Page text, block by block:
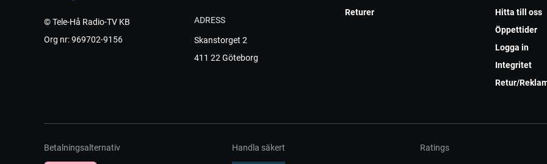
© Tele-Hå Radio-TV KB
Org nr: 969702-9156
ADRESS
Skanstorget 2
411 22 Göteborg
Returer
Hitta till oss
Öppettider
Logga in
Integritet
Retur/
Betalningsalternativ Handla säkert Ratings